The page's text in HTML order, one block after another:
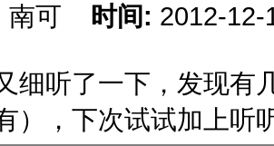
南可 时间: 2012-12-
细听了一下，发现有
），下次试试加上听